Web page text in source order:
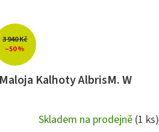
3 940 Kč
–50 %
Maloja Kalhoty AlbrisM. W
Skladem na prodejně (1 ks)